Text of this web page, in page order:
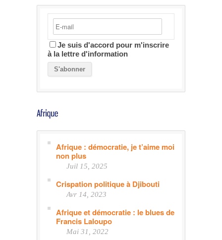
Je suis d'accord pour m'inscrire
à la lettre d'information
Afrique : démocratie, je t’aime moi
non plus
Juil 15, 2025
Crispation politique à Djibouti
Avr 14, 2023
Afrique et démocratie : le blues de
Francis Laloupo
Mai 31, 2022